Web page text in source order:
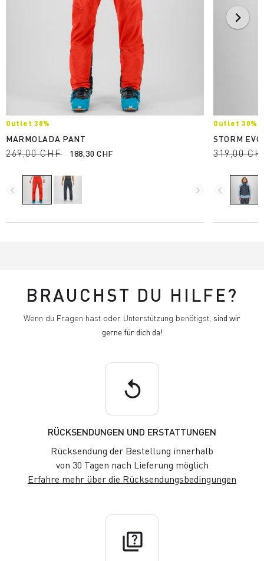
Outlet 30%
MARMOLADA PANT
269,00 CHF 188,30 CHF
navigate_before navigate_next
Outlet 30%
STORM
319,00
navigate_before
BRAUCHST DU HILFE?
Wenn du Fragen hast oder Unterstützung benötigst, sind wir
gerne für dich da!
replay
RÜCKSENDUNGEN UND ERSTATTUNGEN
Rücksendung der Bestellung innerhalb
von 30 Tagen nach Lieferung möglich
Erfahre mehr über die Rücksendungsbedingungen
quiz